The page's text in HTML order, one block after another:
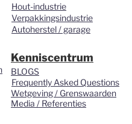
Hout-industrie
Verpakkingsindustrie
Autoherstel / garage
Kenniscentrum
BLOGS
Frequently Asked Questions
Wetgeving / Grenswaarden
Media / Referenties